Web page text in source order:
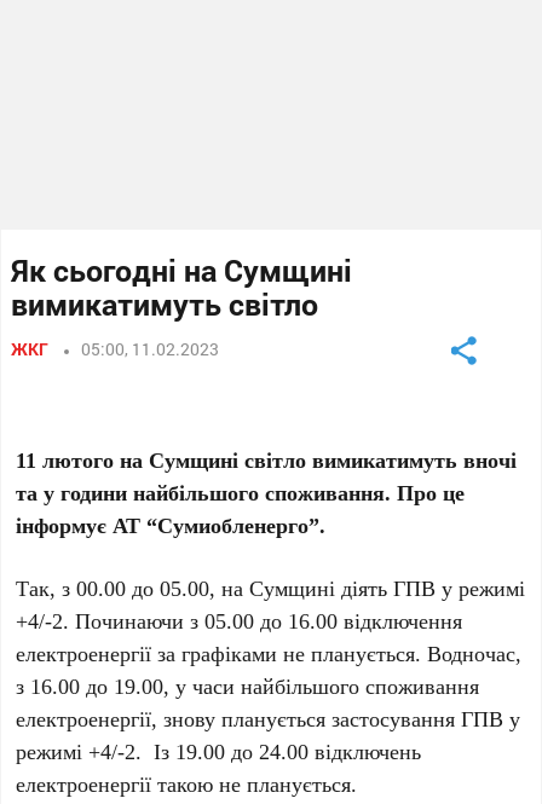
Як сьогодні на Сумщині
вимикатимуть світло
ЖКГ 05:00, 11.02.2023
11 лютого на Сумщині світло вимикатимуть вночі
та у години найбільшого споживання. Про це
інформує АТ “Сумиобленерго”.
Так, з 00.00 до 05.00, на Сумщині діять ГПВ у режимі
+4/-2. Починаючи з 05.00 до 16.00 відключення
електроенергії за графіками не планується. Водночас,
з 16.00 до 19.00, у часи найбільшого споживання
електроенергії, знову планується застосування ГПВ у
режимі +4/-2. Із 19.00 до 24.00 відключень
електроенергії такою не планується.